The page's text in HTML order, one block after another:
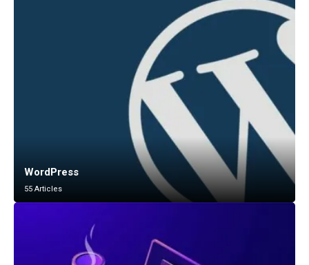
WordPress
55 Articles